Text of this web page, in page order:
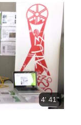
4' 41''